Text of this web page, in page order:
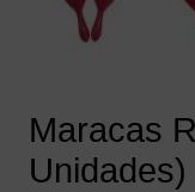
Maracas
Unidades)